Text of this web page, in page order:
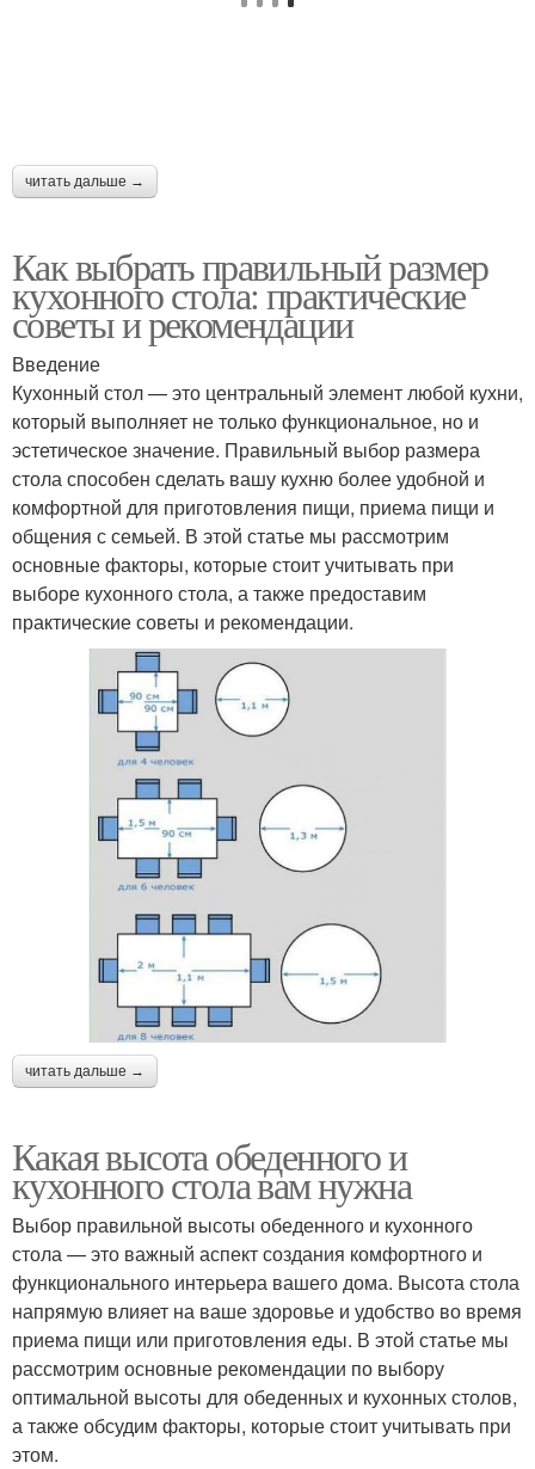
Столы от икеа Обычные столы
Стол для маленькой Кухонный гарнитур
Стол от высоты Стул для стола
Округлые столы Столы для кухни
Квадратный стол Треугольный стол
Стол для кухни
Деревянный стол
читать дальше →
Как выбрать правильный размер
кухонного стола: практические
советы и рекомендации
Введение
Кухонный стол — это центральный элемент любой кухни,
который выполняет не только функциональное, но и
эстетическое значение. Правильный выбор размера
стола способен сделать вашу кухню более удобной и
комфортной для приготовления пищи, приема пищи и
общения с семьей. В этой статье мы рассмотрим
основные факторы, которые стоит учитывать при
выборе кухонного стола, а также предоставим
практические советы и рекомендации.
читать дальше →
Какая высота обеденного и
кухонного стола вам нужна
Выбор правильной высоты обеденного и кухонного
стола — это важный аспект создания комфортного и
функционального интерьера вашего дома. Высота стола
напрямую влияет на ваше здоровье и удобство во время
приема пищи или приготовления еды. В этой статье мы
рассмотрим основные рекомендации по выбору
оптимальной высоты для обеденных и кухонных столов,
а также обсудим факторы, которые стоит учитывать при
этом.